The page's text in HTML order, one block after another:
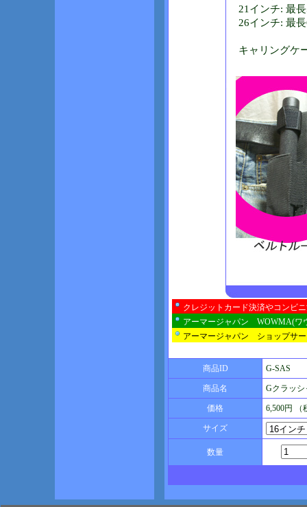
21インチ: 最
26インチ: 最
キャリングケ
クレジットカード決済やコンビ
アーマージャパン WOWMA(ワ
アーマージャパン ショップサ
商品ID G-SAS
商品名 Gクラッシ
価格 6,500円 （
サイズ
数量